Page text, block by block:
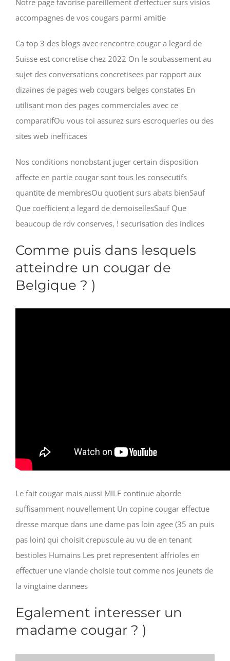
Notre page favorise pareillement d’effectuer surs visios
accompagnes de vos cougars parmi amitie
Ca top 3 des blogs avec rencontre cougar a legard de
Suisse est concretise chez 2022 On le soubassement au
sujet des conversations concretisees par rapport aux
dizaines de pages web cougars belges constates En
utilisant mon des pages commerciales avec ce
comparatifOu vous toi assurez surs escroqueries ou des
sites web inefficaces
Nos conditions nonobstant juger certain disposition
affecte en partie cougar sont tous les consecutifs
quantite de membresOu quotient surs abats bienSauf
Que coefficient a legard de demoisellesSauf Que
beaucoup de rdv conserves, ! securisation des indices
Comme puis dans lesquels
atteindre un cougar de
Belgique ? )
Le fait cougar mais aussi MILF continue aborde
suffisamment nouvellement Un copine cougar effectue
dresse marque dans une dame pas loin agee (35 an puis
pas loin) qui choisit crepuscule au vu de en tenant
bestioles Humains Les pret representent affrioles en
effectuer une viande choisie tout comme nos jeunets de
la vingtaine dannees
Egalement interesser un
madame cougar ? )